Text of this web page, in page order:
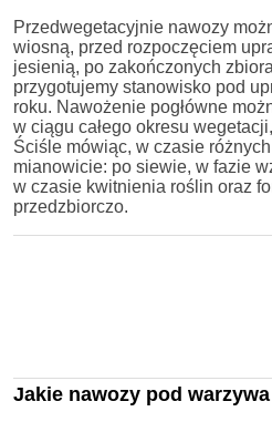
Przedwegetacyjnie nawozy
wiosną, przed rozpoczęciem
jesienią, po zakończonych
przygotujemy stanowisko pod
roku. Nawożenie pogłówne
w ciągu całego okresu
Ściśle mówiąc, w czasie
mianowicie: po siewie, w fazie
w czasie kwitnienia roślin oraz
przedzbiorczo.
Jakie nawozy pod